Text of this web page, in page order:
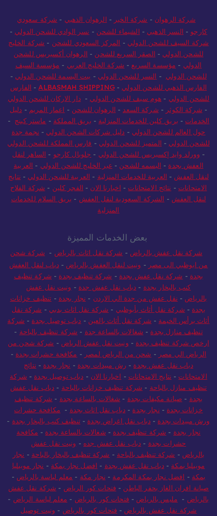
شركة الرهوان - شركة الخير - الرهوان الذهبي - شركة سعودي
كارجو - النسر الذهبي - الشيماء للشحن - نسر الوادي للشحن الدولي -
شركة السيف للشحن الدولي - المركز السعودي للشحن - شركة الخليج
للشحن الدولي - الصقر السريع للشحن - الرهوان أكسبريس للشحن
الدولي - مؤسسة السريع - شركة الخليج العربي - مؤسسة السيف
للشحن الدولي - النسر للشحن الدولي - بيت البسمة للشحن الدولي -
الفارس الذهبي للشحن الدولي -
ALBASMAH SHIPPING
- الفارس
للشحن الدولي - هوم سيف للشحن الدولي -دار الاركان للشحن الدولي
- شركة الكوثر - شركة السعد - الرهوان للشحن - اعمار المريم - دليل
الخدمات - بريق كلين للخدمات المنزلية - بريق المملكة - ماستر كينج -
حول العالم للشحن الدولي - دليل شركات الشحن الدولي - نجمة جدة
للشحن الدولي - المتميز للشحن الدولي - فارس المملكة للشحن الدولي
- وورلد وايد إكسبريس للشحن الدولي - جلوبال كارجو - الساهر لنقل
العفش بجدة - البسمه للشحن - عبر الخليج للشحن الدولي - العربية
لنقل العفش - العربية للخدمات المنزلية - العربية للشحن الدولي - نتايج
الامتحانات - نتائج الامتحانات - اخبارنا الان - الفجر كلين - شركة الفلاح
لنقل العفش - الشركة السعودية لنقل العفش - بريق السلام للخدمات
المنزلية
بعض الخدمات المميزة
شركة نقل عفش بالرياض - شركة نقل اثاث بالرياض - شركة شحن
من ابوظبي الى مصر - ونيت لنقل العفش بالرياض -دباب لنقل العفش
بجدة - شركة نقل عفش بجدة - شركة تنظيف بجدة - شركة تنظيف
كنب بالبخار بجدة - دباب نقل عفش جدة - ونيت نقل عفش
بالرياض - نقل عفش من جدة الي الاردن - نجار بجدة - تنظيف خزانات
بجدة - شركة نقل أثاث بأبوظبي - شركة نقل اثاث بدبي - شركة نقل
أثاث برأس الخيمة - شركة نقل أثاث بالعين - دباب توصيل بجدة - شركة
تنظيف منازل بجدة - شغالات بالساعة جدة - شركة تنظيف بالباحة -
ارخص شركة تنظيف بجدة - ونيت نقل عفش الرياض - شركة شحن من
الرياض الي مصر - شحن من الرياض لمصر - مكافحة حشرات بجدة -
دباب نقل عفش بجدة - رش مبيدات بجدة - نجار بجدة - نتائج
الامتحانات - نتايج الامتحانات - اخبارنا الان - دباب توصيل بجدة - شركة
تنظيف منازل بالباحة - شركة تنظيف خزانات بالباحة - دباب نقل عفش
بجدة - صيانة مكيفات بجدة - شغالات بالساعة بجدة - شركة تنظيف
خزانات بجدة - نجار بجدة - دباب نقل اثاث بجدة - مكافحة حشرات
ورش مبيدات بجدة -دباب نقل اغراض بجدة -تنظيف كنب بالبخار بجدة -
نجار بجدة - شركة تنظيف بجدة - شغالات بالساعة بجدة - مكافحة
حشرات بجدة - دباب نقل عفش جده - ونيت نقل عفش
بالرياض - شركة تنظيف بالباحة - شركة تنظيف بالبخار بالباحة - نجار
موبيليا بمكة -دباب نقل عفش بجدة - افضل نجار بمكة - نجار موبيليا
بمكة - افضل نجار بمكة المكرمة - نجار مكة - معلم لياسة بالرياض -
صيانة افران الغاز بحفر الباطن - فتحات كور الرياض - شركة نقل عفش
بالرياض - مليس بالرياض - فتحات كور بالرياض - معلم لياسة الرياض -
شركة نقل عفش بالرياض - فتحات كور بالرياض - ونيت توصيل